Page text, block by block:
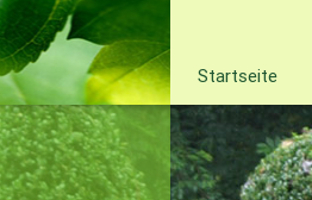
Startseite